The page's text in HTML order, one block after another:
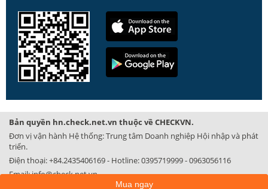
Bản quyền hn.check.net.vn thuộc về CHECKVN.
Đơn vị vận hành Hệ thống: Trung tâm Doanh nghiệp Hội nhập và phát
triển.
Điện thoại:+84.2435406169- Hotline:0395719999-0963056116
Email:info@check.net.vn